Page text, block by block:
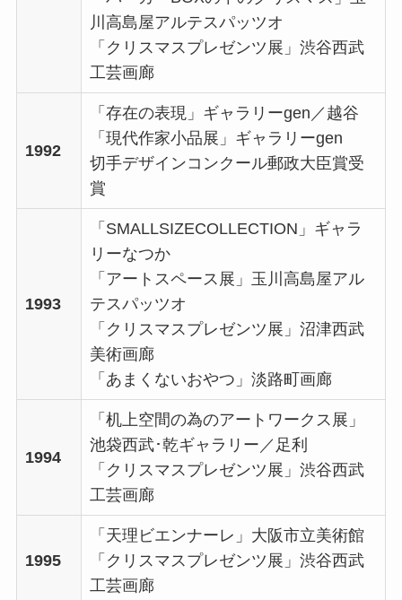
川高島屋アルテスパッツオ
「クリスマスプレゼンツ展」渋谷西武
工芸画廊
1992
「存在の表現」ギャラリーgen／越谷
「現代作家小品展」ギャラリーgen
切手デザインコンクール郵政大臣賞受
賞
1993
「SMALLSIZECOLLECTION」ギャラ
リーなつか
「アートスペース展」玉川高島屋アル
テスパッツオ
「クリスマスプレゼンツ展」沼津西武
美術画廊
「あまくないおやつ」淡路町画廊
1994
「机上空間の為のアートワークス展」
池袋西武･乾ギャラリー／足利
「クリスマスプレゼンツ展」渋谷西武
工芸画廊
1995
「天理ビエンナーレ」大阪市立美術館
「クリスマスプレゼンツ展」渋谷西武
工芸画廊